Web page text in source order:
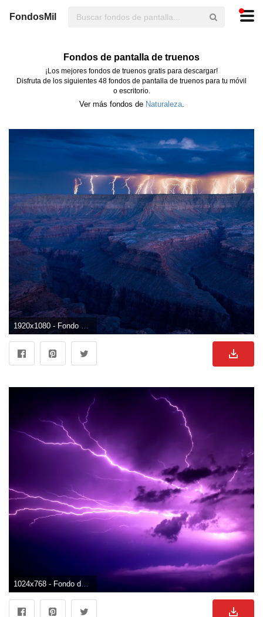
FondosMil
Fondos de pantalla de truenos
¡Los mejores fondos de truenos gratis para descargar!
Disfruta de los siguientes 48 fondos de pantalla de truenos para tu móvil
o escritorio.
Ver más fondos de Naturaleza.
1920x1080 - Fondo de pantalla de 1920x1080. Wallpaper HD 1080p de truenos.
1024x768 - Fondo de pantalla de 1024x768. Fondo para computadora de truenos.